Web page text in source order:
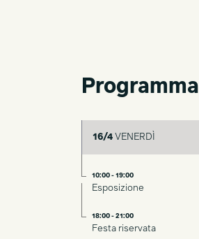
Programma
16/4 VENERDÌ
10:00 - 19:00
Esposizione
18:00 - 21:00
Festa riservata